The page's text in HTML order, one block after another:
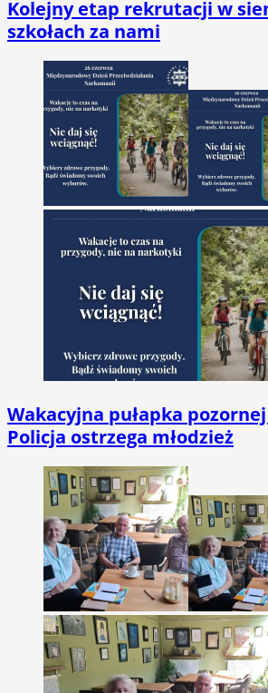
Kolejny etap rekrutacji w
szkołach za nami
Wakacyjna pułapka
Policja ostrzega młodzież